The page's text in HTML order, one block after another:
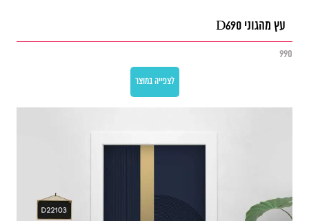
עץ מהגוני D690
990
לצפייה במוצר